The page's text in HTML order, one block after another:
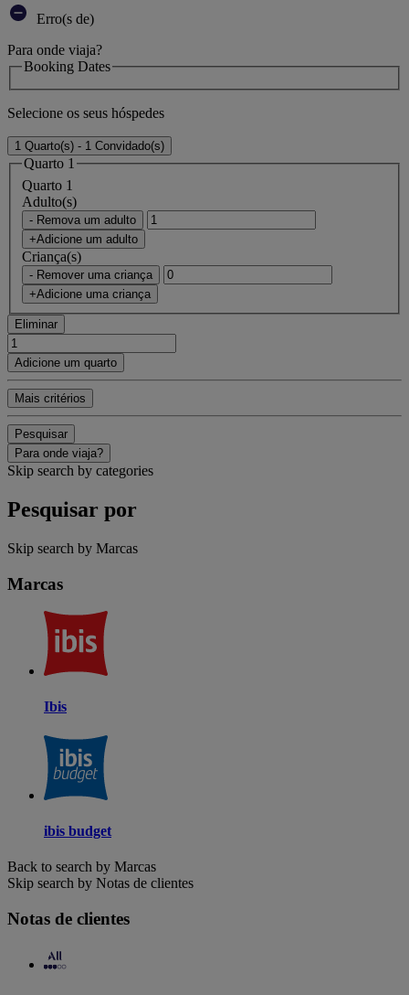
Erro(s de)
Para onde viaja?
Booking Dates
Selecione os seus hóspedes
1 Quarto(s) - 1 Convidado(s)
Quarto 1
Quarto 1
Adulto(s)
- Remova um adulto
+Adicione um adulto
Criança(s)
- Remover uma criança
+Adicione uma criança
Eliminar
Adicione um quarto
Mais critérios
Pesquisar
Para onde viaja?
Skip search by categories
Pesquisar por
Skip search by Marcas
Marcas
Ibis
ibis budget
Back to search by Marcas
Skip search by Notas de clientes
Notas de clientes